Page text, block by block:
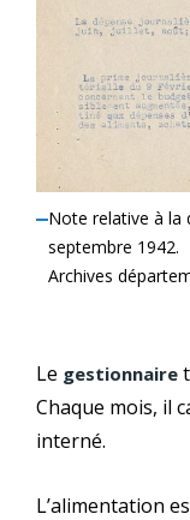
Note relative à la
septembre 1942.
Archives
Le gestionnaire
Chaque mois, il
interné.
L’alimentation